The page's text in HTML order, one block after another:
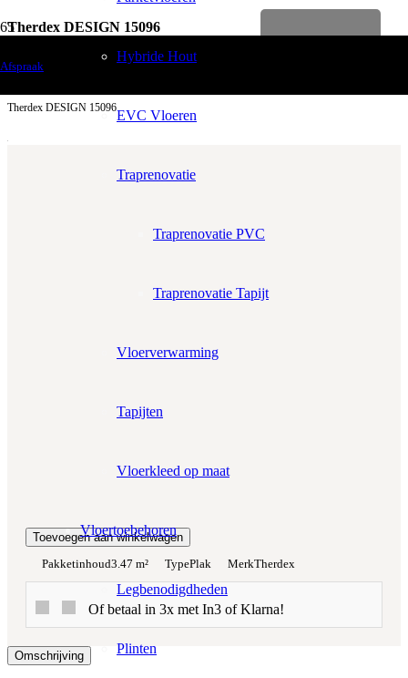
Afspraak
Hybride Hout
EVC Vloeren
Traprenovatie
Traprenovatie PVC
Traprenovatie Tapijt
Vloerverwarming
Tapijten
Vloerkleed op maat
Vloertoebehoren
Legbenodigdheden
Plinten
Therdex DESIGN 15096
Therdex DESIGN 15096
+
✓
10% Snijverlies
Toevoegen aan winkelwagen
Pakketinhoud3.47 m² TypePlak MerkTherdex
Of betaal in 3x met In3 of Klarna!
Omschrijving